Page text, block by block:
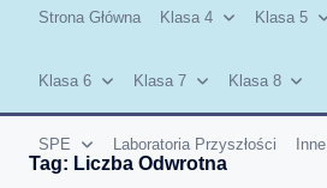
Strona Główna Klasa 4 Klasa 5
Klasa 6 Klasa 7 Klasa 8
SPE Laboratoria Przyszłości Inne
Tag: Liczba Odwrotna